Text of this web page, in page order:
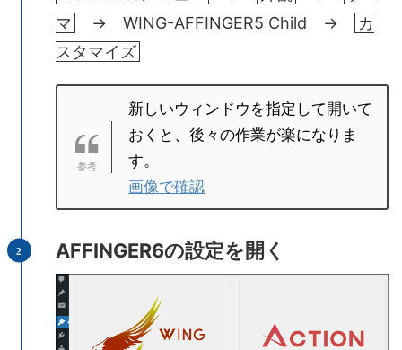
マ
→ WING-AFFINGER5 Child →
カ
スタマイズ
新しいウィンドウを指定して開いて
おくと、後々の作業が楽になりま
す。
画像で確認
AFFINGER6の設定を開く